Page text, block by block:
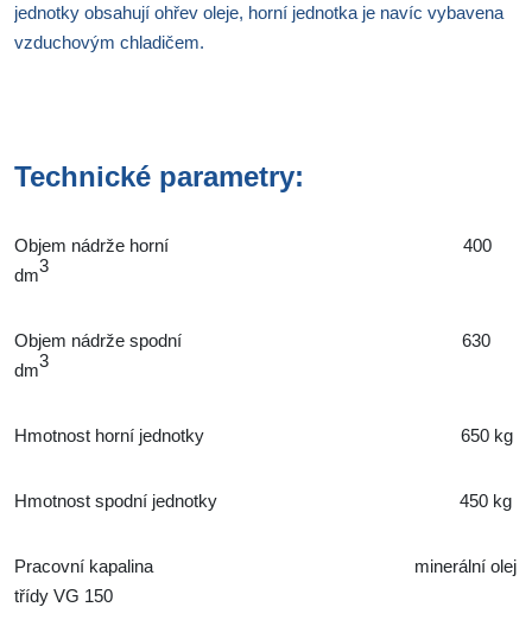
jednotky obsahují ohřev oleje, horní jednotka je navíc vybavena
vzduchovým chladičem.
Technické parametry:
Objem nádrže horní 400
dm3
Objem nádrže spodní 630
dm3
Hmotnost horní jednotky 650 kg
Hmotnost spodní jednotky 450 kg
Pracovní kapalina minerální olej
třídy VG 150